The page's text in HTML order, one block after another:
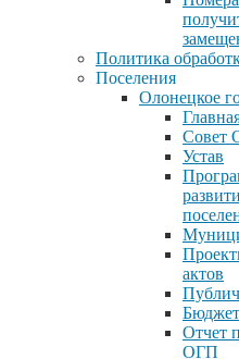
Политика
Поселения
Олонецкое
Совет
Устав
актов
Бюджет
Отчет
ОГП